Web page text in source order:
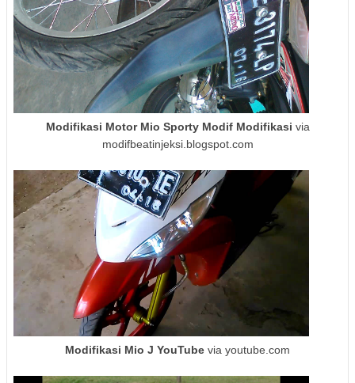
Modifikasi Motor Mio Sporty Modif Modifikasi via
modifbeatinjeksi.blogspot.com
Modifikasi Mio J YouTube via youtube.com